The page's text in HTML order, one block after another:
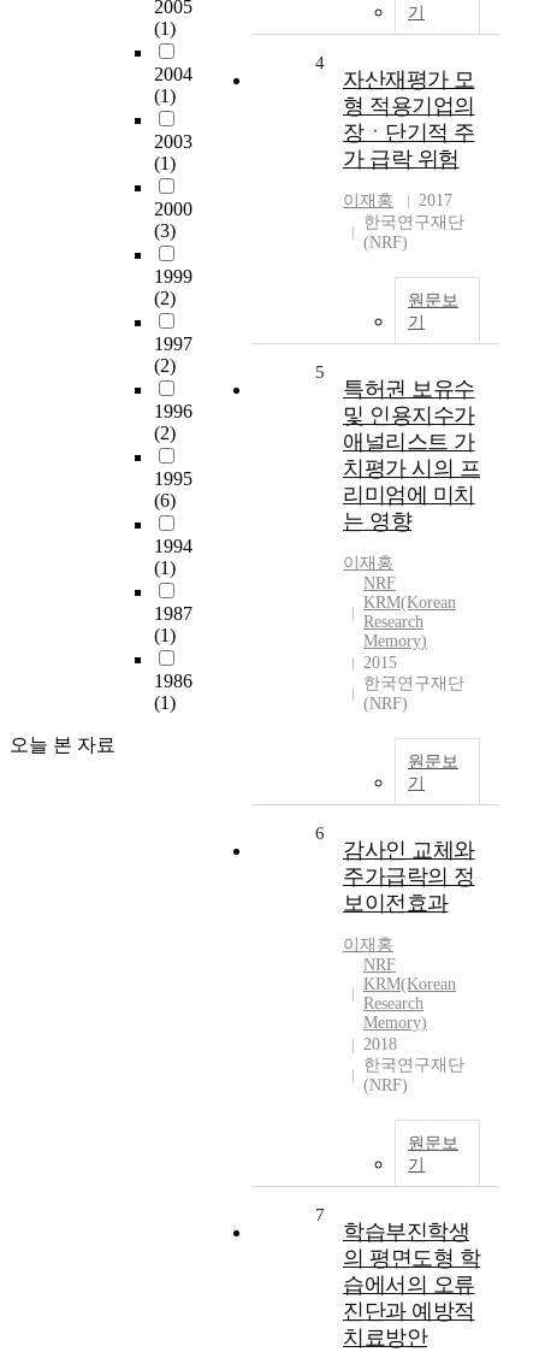
2005
(1)
2004
(1)
2003
(1)
2000
(3)
1999
(2)
1997
(2)
1996
(2)
1995
(6)
1994
(1)
1987
(1)
1986
(1)
오늘 본 자료
기
4
자산재평가 모
형 적용기업의
장ㆍ단기적 주
가 급락 위험
이재홍
2017
한국연구재단
(NRF)
원문보
기
5
특허권 보유수
및 인용지수가
애널리스트 가
치평가 시의 프
리미엄에 미치
는 영향
이재홍
NRF
KRM(Korean
Research
Memory)
2015
한국연구재단
(NRF)
원문보
기
6
감사인 교체와
주가급락의 정
보이전효과
이재홍
NRF
KRM(Korean
Research
Memory)
2018
한국연구재단
(NRF)
원문보
기
7
학습부진학생
의 평면도형 학
습에서의 오류
진단과 예방적
치료방안